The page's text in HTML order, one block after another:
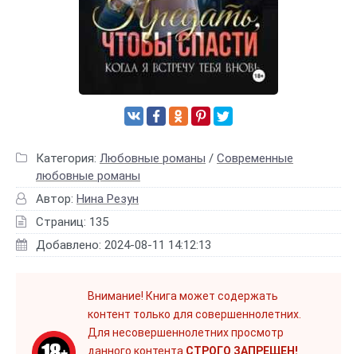
Категория: Любовные романы / Современные
любовные романы
Автор: Нина Резун
Страниц: 135
Добавлено: 2024-08-11 14:12:13
Внимание! Книга может содержать
контент только для совершеннолетних.
Для несовершеннолетних просмотр
данного контента СТРОГО ЗАПРЕЩЕН!